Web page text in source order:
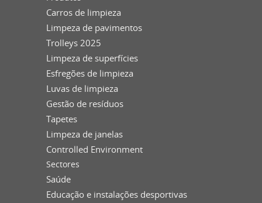
Carros de limpieza
Limpeza de pavimentos
Trolleys 2025
Limpeza de superfícies
Esfregões de limpieza
Luvas de limpieza
Gestão de resíduos
Tapetes
Limpeza de janelas
Controlled Environment
Sectores
Saúde
Educação e instalações desportivas